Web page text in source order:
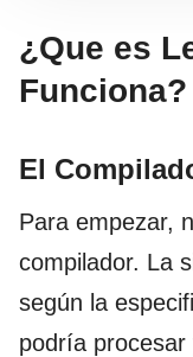
¿Que es
Funciona?
El
Para empezar,
compilador. La
según la
podría procesar